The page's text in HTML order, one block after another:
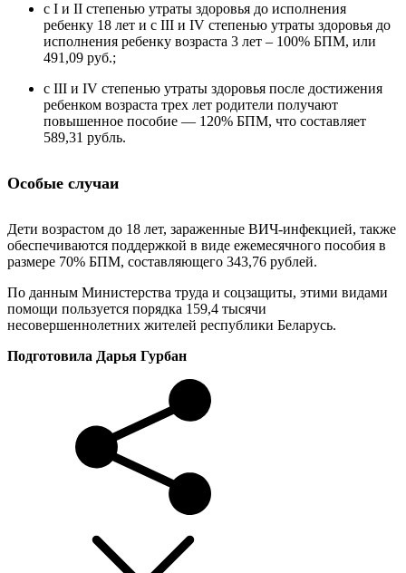
с I и II степенью утраты здоровья до исполнения
ребенку 18 лет и с III и IV степенью утраты здоровья до
исполнения ребенку возраста 3 лет – 100% БПМ, или
491,09 руб.;
с III и IV степенью утраты здоровья после достижения
ребенком возраста трех лет родители получают
повышенное пособие — 120% БПМ, что составляет
589,31 рубль.
Особые случаи
Дети возрастом до 18 лет, зараженные ВИЧ-инфекцией, также
обеспечиваются поддержкой в виде ежемесячного пособия в
размере 70% БПМ, составляющего 343,76 рублей.
По данным Министерства труда и соцзащиты, этими видами
помощи пользуется порядка 159,4 тысячи
несовершеннолетних жителей республики Беларусь.
Подготовила Дарья Гурбан